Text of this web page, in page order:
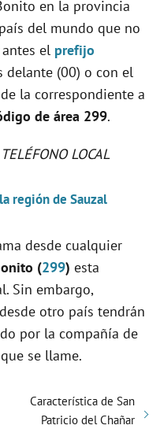
en la provincia
del mundo que no
el prefijo
delante (00) o con el
la correspondiente a
de área 299.
LOCAL
región de Sauzal
desde cualquier
(299) esta
Sin embargo,
otro país tendrán
por la compañía de
se llame.
Característica de San
Patricio del Chañar